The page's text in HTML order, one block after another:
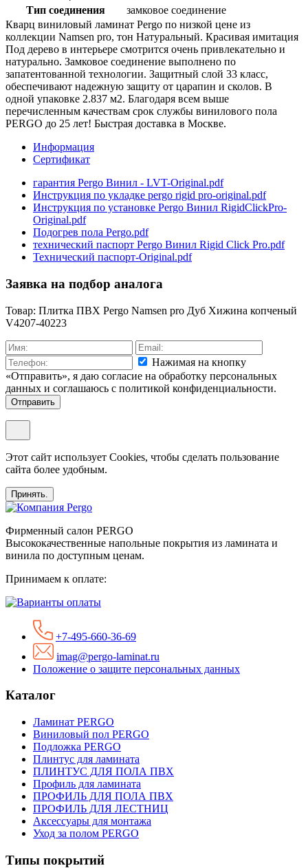
Тип соединения
замковое соединение
Кварц виниловый ламинат Pergo по низкой цене из
коллекции Namsen pro, тон Натуральный. Красивая имитация
Под дерево в интерьере смотрится очень привлекательно и
натурально. Замковое соединение выполнено по
запатентованной технологии. Защитный слой 33 класс,
обеспечивают надежную защиту от царапин и сколов. В
одной упаковке 2.837 м2. Благодаря всем выше
перечисленным качествам срок службы винилового пола
PERGO до 25 лет! Быстрая доставка в Москве.
Информация
Сертификат
гарантия Pergo Винил - LVT-Original.pdf
Инструкция по укладке pergo rigid pro-original.pdf
Инструкция по установке Pergo Винил RigidClickPro-
Original.pdf
Подогрев пола Pergo.pdf
технический паспорт Pergo Винил Rigid Click Pro.pdf
Технический паспорт-Original.pdf
Заявка на подбор аналога
Товар: Плитка ПВХ Pergo Namsen pro Дуб Хижина копченый
V4207-40223
Нажимая на кнопку
«Отправить», я даю согласие на обработку персональных
данных и соглашаюсь c политикой конфиденциальности.
Отправить
Этот сайт использует Cookies, чтобы сделать пользование
сайта более удобным.
Принять.
Фирменный салон PERGO
Высококачественные напольные покрытия из ламината и
винила по доступным ценам.
Принимаем к оплате:
+7-495-660-36-69
imag@pergo-laminat.ru
Положение о защите персональных данных
Каталог
Ламинат PERGO
Виниловый пол PERGO
Подложка PERGO
Плинтус для ламината
ПЛИНТУС ДЛЯ ПОЛА ПВХ
Профиль для ламината
ПРОФИЛЬ ДЛЯ ПОЛА ПВХ
ПРОФИЛЬ ДЛЯ ЛЕСТНИЦ
Аксессуары для монтажа
Уход за полом PERGO
Типы покрытий